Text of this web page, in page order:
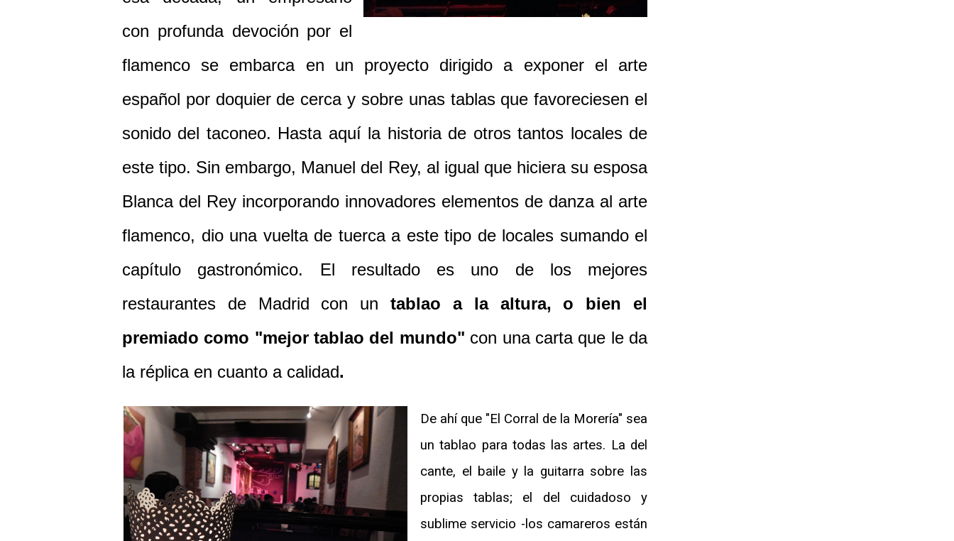
con profunda devoción por el
flamenco se embarca en un proyecto dirigido a exponer el arte
español por doquier de cerca y sobre unas tablas que favoreciesen el
sonido del taconeo. Hasta aquí la historia de otros tantos locales de
este tipo. Sin embargo, Manuel del Rey, al igual que hiciera su esposa
Blanca del Rey incorporando innovadores elementos de danza al arte
flamenco, dio una vuelta de tuerca a este tipo de locales sumando el
capítulo gastronómico. El resultado es uno de los mejores
restaurantes de Madrid con untablao a la altura, o bien el
premiado como "mejor tablao del mundo" con una carta que le da
la réplica en cuanto a calidad.
De ahí que "El Corral de la Morería" sea
un tablao para todas las artes. La del
cante, el baile y la guitarra sobre las
propias tablas; el del cuidadoso y
sublime servicio -los camareros están